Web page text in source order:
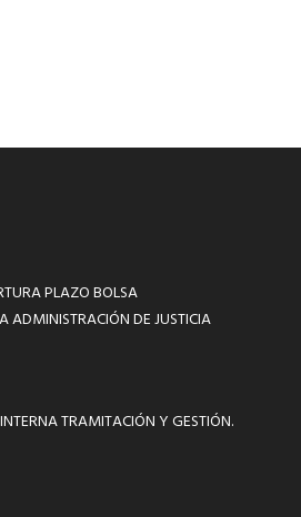
PLAZO BOLSA
ADMINISTRACIÓN DE JUSTICIA
TRAMITACIÓN Y GESTIÓN.